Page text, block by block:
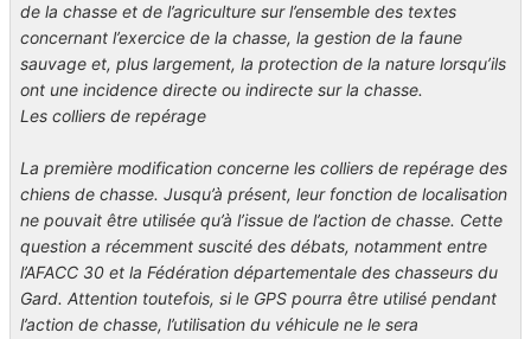
de la chasse et de l’agriculture sur l’ensemble des textes
concernant l’exercice de la chasse, la gestion de la faune
sauvage et, plus largement, la protection de la nature lorsqu’ils
ont une incidence directe ou indirecte sur la chasse.
Les colliers de repérage
La première modification concerne les colliers de repérage des
chiens de chasse. Jusqu’à présent, leur fonction de localisation
ne pouvait être utilisée qu’à l’issue de l’action de chasse. Cette
question a récemment suscité des débats, notamment entre
l’AFACC 30 et la Fédération départementale des chasseurs du
Gard. Attention toutefois, si le GPS pourra être utilisé pendant
l’action de chasse, l’utilisation du véhicule ne le sera